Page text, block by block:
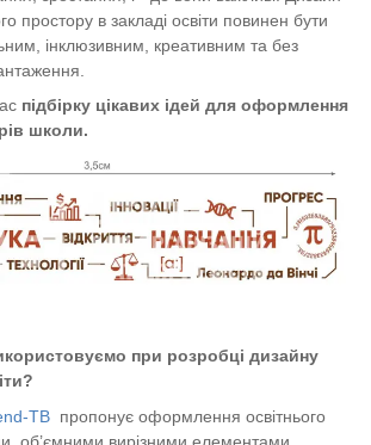
простору в закладі освіти повинен бути
інклюзивним, креативним та без
підбірку цікавих ідей для оформлення
школи.
при розробці дизайну
TB пропонує оформлення освітнього
об’ємними вирізними елементами